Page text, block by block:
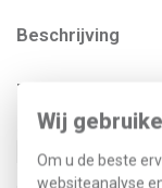
Wij
Om u de beste
websiteanalyse
Beschrijving
Technische
Specificatie
Kleur
Type toebehoren/